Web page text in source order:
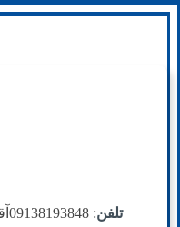
تلفن: 09138193848